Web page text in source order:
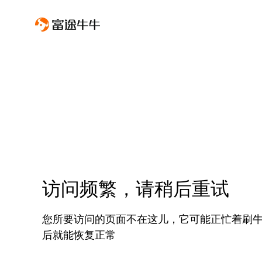
访问频繁，请稍后重试
您所要访问的页面不在这儿，它可能正忙着刷
后就能恢复正常